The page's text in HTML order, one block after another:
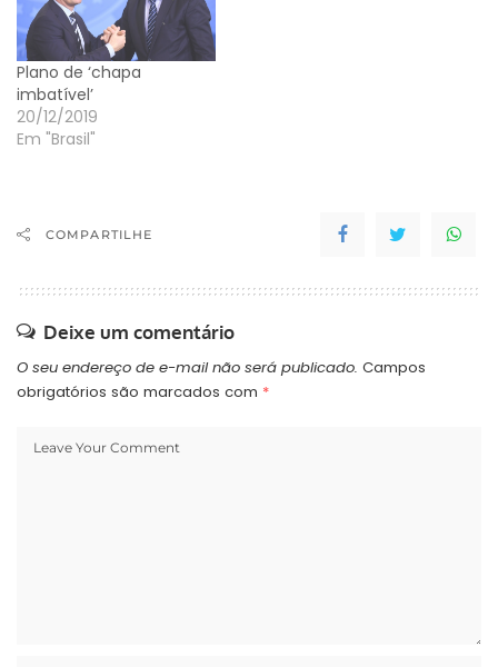
imóveis. O presidente
afirmou tratar-se de
“uma jogadinha” e que a
finalidade da
investigação do
Ministério Público é…
Plano de ‘chapa
imbatível’
20/12/2019
Em "Brasil"
COMPARTILHE
Deixe um comentário
O seu endereço de e-mail não será publicado. Campos
obrigatórios são marcados com *